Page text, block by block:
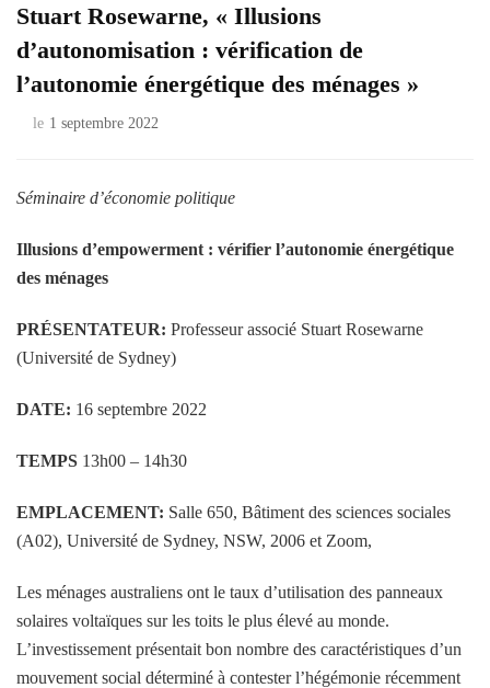
Stuart Rosewarne, « Illusions
d’autonomisation : vérification de
l’autonomie énergétique des ménages »
le 1 septembre 2022
Séminaire d’économie politique
Illusions d’empowerment : vérifier l’autonomie énergétique
des ménages
PRÉSENTATEUR: Professeur associé Stuart Rosewarne
(Université de Sydney)
DATE: 16 septembre 2022
TEMPS 13h00 – 14h30
EMPLACEMENT: Salle 650, Bâtiment des sciences sociales
(A02), Université de Sydney, NSW, 2006 et Zoom,
Les ménages australiens ont le taux d’utilisation des panneaux
solaires voltaïques sur les toits le plus élevé au monde.
L’investissement présentait bon nombre des caractéristiques d’un
mouvement social déterminé à contester l’hégémonie récemment